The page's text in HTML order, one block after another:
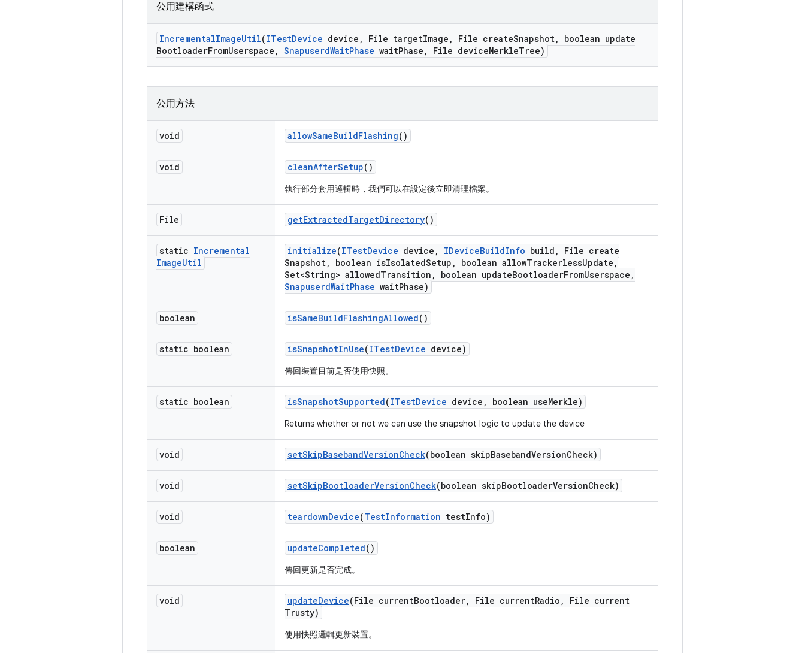
公用建構函式
IncrementalImageUtil(ITestDevice device , File targetImage , File createSnapshot,
boolean update
BootloaderFromUserspace , SnapuserdWaitPhase waitPhase , File deviceMerkleTree)
公用方法
void allowSameBuildFlashing()
void cleanAfterSetup()
執行部分套用邏輯時，我們可以在設定後立即清理檔案。
File getExtractedTargetDirectory()
static Incremental
ImageUtil
initialize(ITestDevice device , IDeviceBuildInfo build ,
File create
Snapshot, boolean isIsolatedSetup , boolean allowTrackerlessUpdate ,
Set<String> allowedTransition , boolean updateBootloaderFromUserspace ,
SnapuserdWaitPhase waitPhase)
boolean isSameBuildFlashingAllowed()
static boolean isSnapshotInUse(ITestDevice device)
傳回裝置目前是否使用快照。
static boolean isSnapshotSupported(ITestDevice device , boolean useMerkle)
Returns whether or not we can use the snapshot logic to update the device
void setSkipBasebandVersionCheck(boolean skipBasebandVersionCheck)
void setSkipBootloaderVersionCheck(boolean skipBootloaderVersionCheck)
void teardownDevice(TestInformation testInfo)
boolean updateCompleted()
傳回更新是否完成。
void updateDevice(File currentBootloader, File currentRadio ,
File current
Trusty)
使用快照邏輯更新裝置。